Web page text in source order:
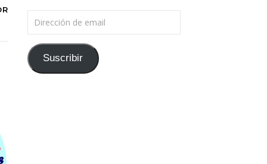
Dirección de email
Suscribir